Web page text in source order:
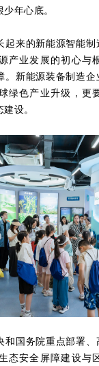
年心底。
起来的新能源智能
产业发展的初心与
新能源装备制造企
绿色产业升级，更
建设。
和国务院重点部署、
态安全屏障建设与